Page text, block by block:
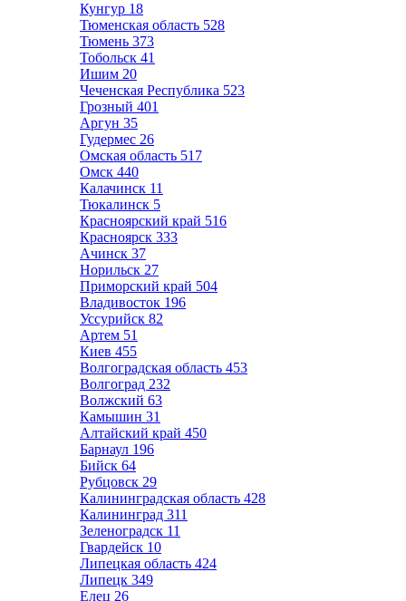
Кунгур 18
Тюменская область 528
Тюмень 373
Тобольск 41
Ишим 20
Чеченская Республика 523
Грозный 401
Аргун 35
Гудермес 26
Омская область 517
Омск 440
Калачинск 11
Тюкалинск 5
Красноярский край 516
Красноярск 333
Ачинск 37
Норильск 27
Приморский край 504
Владивосток 196
Уссурийск 82
Артем 51
Киев 455
Волгоградская область 453
Волгоград 232
Волжский 63
Камышин 31
Алтайский край 450
Барнаул 196
Бийск 64
Рубцовск 29
Калининградская область 428
Калининград 311
Зеленоградск 11
Гвардейск 10
Липецкая область 424
Липецк 349
Елец 26